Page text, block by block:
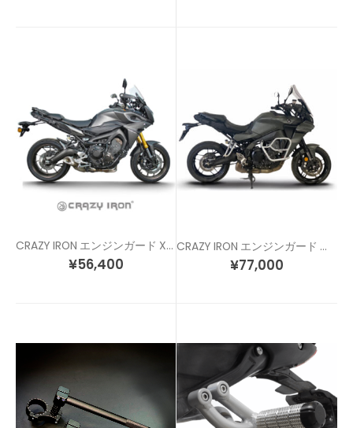
CRAZY IRON エンジンガード XSR900 / MT09 / トレーサー
¥56,400
CRAZY IRON エンジンガード トレーサー900 (21-)
¥77,000